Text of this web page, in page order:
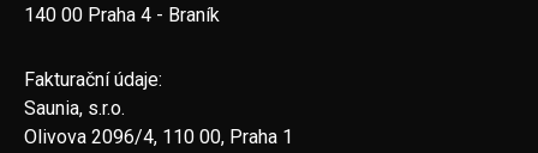
140 00 Praha 4 - Braník
Fakturační údaje:
Saunia, s.r.o.
Olivova 2096/4, 110 00, Praha 1